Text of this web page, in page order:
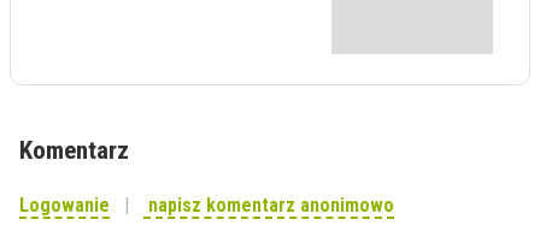
Komentarz
Logowanie napisz komentarz anonimowo